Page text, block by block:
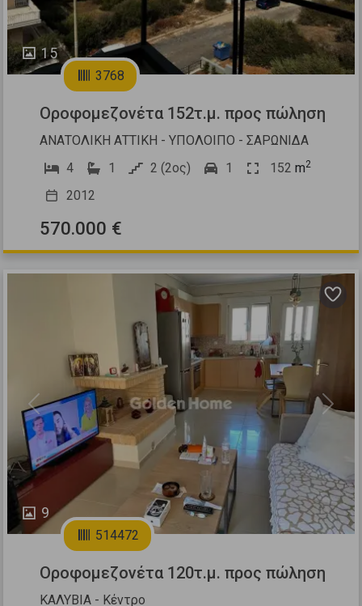
15
3768
Οροφομεζονέτα 152τ.μ. προς πώληση
ΑΝΑΤΟΛΙΚΗ ΑΤΤΙΚΗ - ΥΠΟΛΟΙΠΟ - ΣΑΡΩΝΙΔΑ
4
1 2 (2ος) 1 152 m2
2012
570.000 €
9
Previous Next
514472
Οροφομεζονέτα 120τ.μ. προς πώληση
ΚΑΛΥΒΙΑ - Κέντρο